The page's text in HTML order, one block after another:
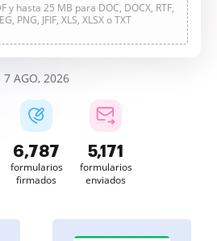
y hasta 25 MB para DOC, DOCX, RTF,
PNG, JFIF, XLS, XLSX o TXT
7 AGO, 2026
6,787
formularios
firmados
5,171
formularios
enviados